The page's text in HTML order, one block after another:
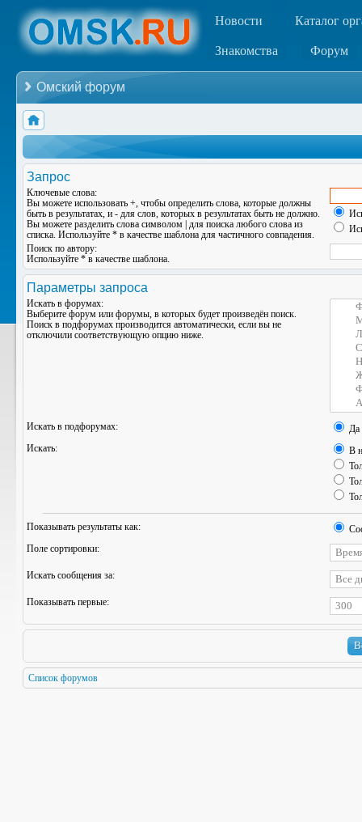
Новости Каталог
Знакомства Форум
Омский форум
Запрос
Ключевые слова:
Вы можете использовать +, чтобы определить слова, которые должны
быть в результатах, и - для слов, которых в результатах быть не должно.
Вы можете разделить слова символом для поиска любого слова из
списка. Используйте * в качестве шаблона для частичного совпадения.
Поиск по автору:
Используйте * в качестве шаблона.
Параметры запроса
Искать в форумах:
Выберите форум или форумы, в которых будет произведён поиск.
Поиск в подфорумах производится автоматически, если вы не
отключили соответствующую опцию ниже.
Искать в подфорумах:
Да
Искать:
В
Показывать результаты как:
Поле сортировки:
Искать сообщения за:
Показывать первые:
Список форумов